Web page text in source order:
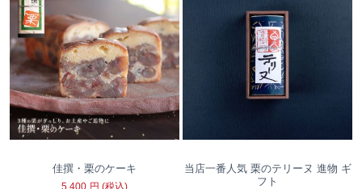
佳撰・栗のケーキ
当店一番人気 栗のテリーヌ 進物 ギ
フト